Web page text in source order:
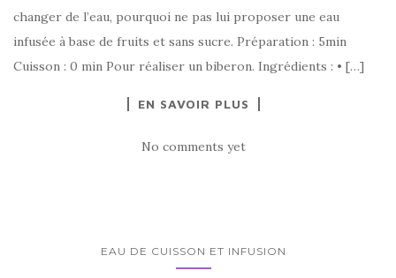
changer de l’eau, pourquoi ne pas lui proposer une eau
infusée à base de fruits et sans sucre. Préparation : 5min
Cuisson : 0 min Pour réaliser un biberon. Ingrédients : • […]
EN SAVOIR PLUS
No comments yet
EAU DE CUISSON ET INFUSION